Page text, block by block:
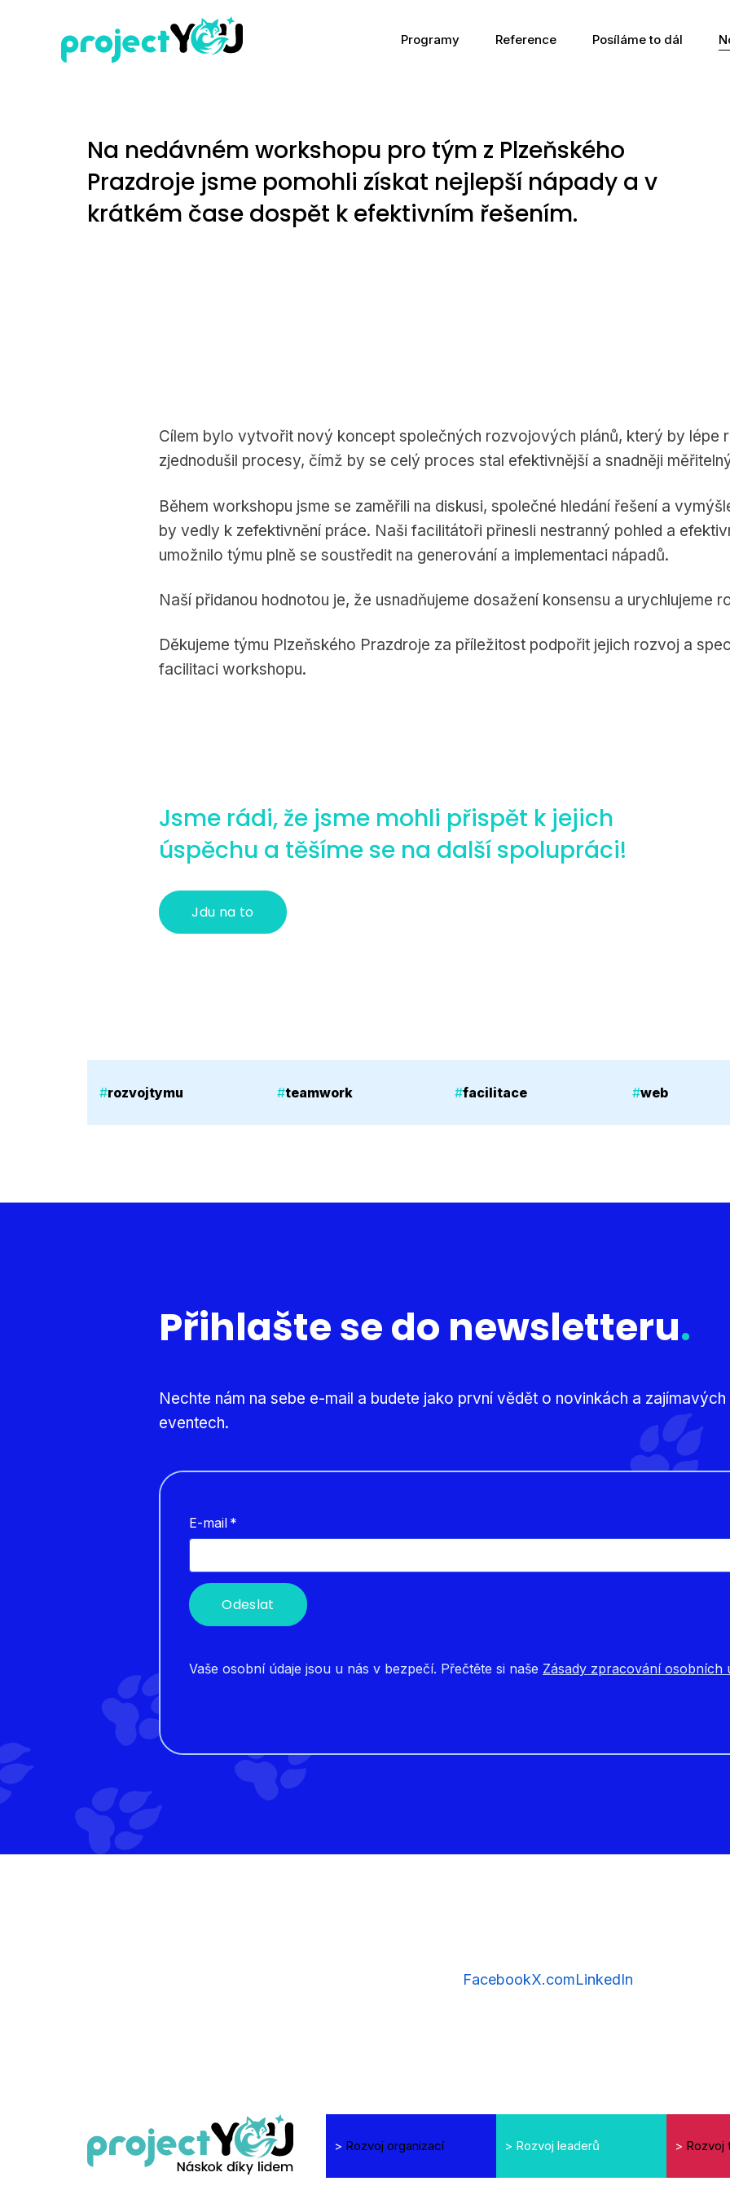
Programy Reference Posíláme to dál
Na nedávném workshopu pro tým z Plzeňského
Prazdroje jsme pomohli získat nejlepší nápady a v
krátkém čase dospět k efektivním řešením.
Cílem bylo vytvořit nový koncept společných rozvojových plánů, který by lépe
zjednodušil procesy, čímž by se celý proces stal efektivnější a snadněji
Během workshopu jsme se zaměřili na diskusi, společné hledání řešení a
by vedly k zefektivnění práce. Naši facilitátoři přinesli nestranný pohled a
umožnilo týmu plně se soustředit na generování a implementaci nápadů.
Naší přidanou hodnotou je, že usnadňujeme dosažení konsensu a urychlujeme
Děkujeme týmu Plzeňského Prazdroje za příležitost podpořit jejich rozvoj a
facilitaci workshopu.
Jsme rádi, že jsme mohli přispět k jejich
úspěchu a těšíme se na další spolupráci!
Jdu na to
#rozvojtymu #teamwork #facilitace #web
Přihlašte se do newsletteru.
Nechte nám na sebe e-mail a budete jako první vědět o novinkách a zajímavých
eventech.
E-mail *
Odeslat
Vaše osobní údaje jsou u nás v bezpečí. Přečtěte si naše Zásady zpracování osobních
FacebookX.comLinkedIn
> Rozvoj organizací > Rozvoj leaderů > Rozvoj